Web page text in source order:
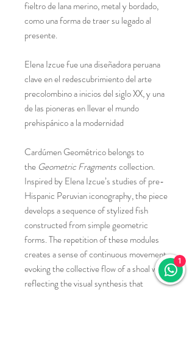
fieltro de lana merino, metal y bordado,
como una forma de traer su legado al
presente.
Elena Izcue fue una diseñadora peruana
clave en el redescubrimiento del arte
precolombino a inicios del siglo XX, y una
de las pioneras en llevar el mundo
prehispánico a la modernidad
Cardúmen Geométricobelongs to
the Geometric Fragmentscollection.
Inspired by Elena Izcue’s studies of pre-
Hispanic Peruvian iconography, the piece
develops a sequence of stylized fish
constructed from simple geometric
forms. The repetition of these modules
creates a sense of continuous movement,
evoking the collective flow of a shoal while
reflecting the visual synthesis that
1